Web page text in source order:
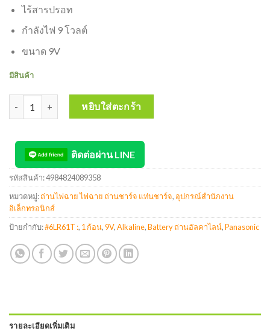
ไร้สารปรอท
กำลังไฟ 9 โวลต์
ขนาด 9V
มีสินค้า
จำนวน PANASONIC Alkaline Battery ถ่านอัลคาไลน์ 9V #6LR61T
หยิบใส่ตะกร้า
ติดต่อผ่าน LINE
รหัสสินค้า:4984824089358
หมวดหมู่:ถ่านไฟฉาย ไฟฉาย ถ่านชาร์จ แท่นชาร์จ, อุปกรณ์สำนักงาน
อิเล็กทรอนิกส์
ป้ายกำกับ:#6LR61T :, 1 ก้อน,9V,Alkaline,Battery ถ่านอัลคาไลน์,Panasonic
รายละเอียดเพิ่มเติม